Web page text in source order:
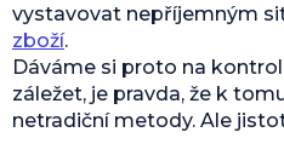
vystavovat nepříjemným
zboží.
Dáváme si proto na
záležet, je pravda, že k
netradiční metody. Ale